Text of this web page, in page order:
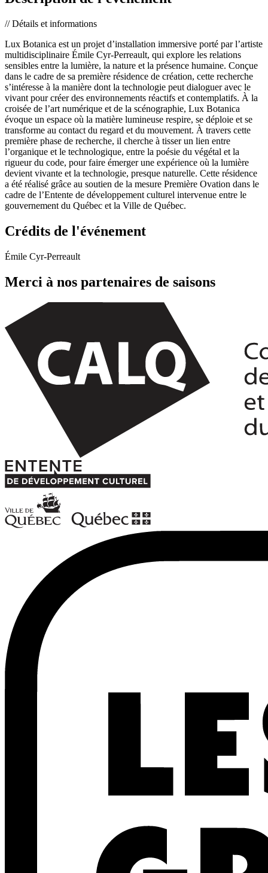
// Détails et informations
Lux Botanica est un projet d’installation immersive porté par l’artiste
multidisciplinaire Émile Cyr-Perreault, qui explore les relations
sensibles entre la lumière, la nature et la présence humaine. Conçue
dans le cadre de sa première résidence de création, cette recherche
s’intéresse à la manière dont la technologie peut dialoguer avec le
vivant pour créer des environnements réactifs et contemplatifs. À la
croisée de l’art numérique et de la scénographie, Lux Botanica
évoque un espace où la matière lumineuse respire, se déploie et se
transforme au contact du regard et du mouvement. À travers cette
première phase de recherche, il cherche à tisser un lien entre
l’organique et le technologique, entre la poésie du végétal et la
rigueur du code, pour faire émerger une expérience où la lumière
devient vivante et la technologie, presque naturelle. Cette résidence
a été réalisé grâce au soutien de la mesure Première Ovation dans le
cadre de l’Entente de développement culturel intervenue entre le
gouvernement du Québec et la Ville de Québec.
Crédits de l'événement
Émile Cyr-Perreault
Merci à nos partenaires de saisons